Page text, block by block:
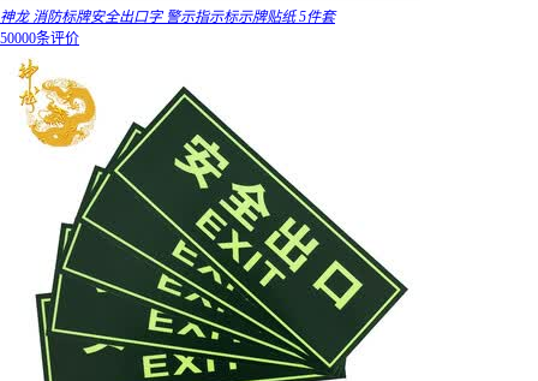
神龙 消防标牌安全出口字 警示指示标示牌贴纸 5件套
50000条评价